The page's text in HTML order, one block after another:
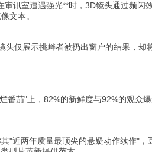
讯室遭遇强光**时，3D镜头通过频闪
文本。
仅展示挑衅者被扔出窗户的结果，却
番茄"上，82%的新鲜度与92%的观众
"近两年质量最顶尖的悬疑动作续作"，